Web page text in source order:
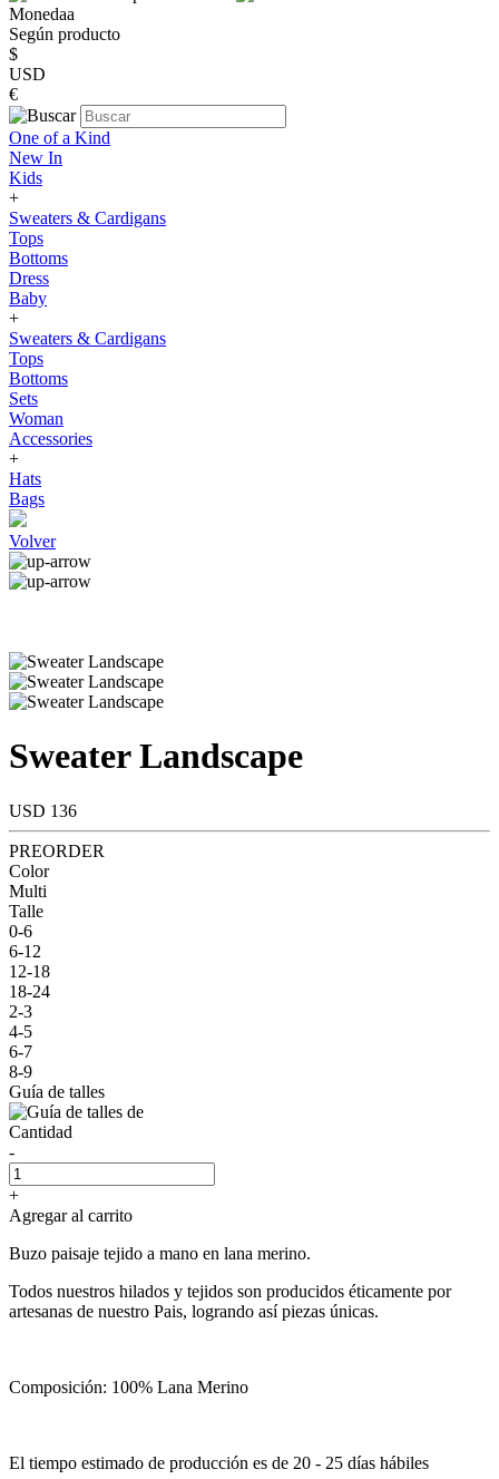
Monedaa
Según producto
$
USD
€
One of a Kind
New In
Kids
+
Sweaters & Cardigans
Tops
Bottoms
Dress
Baby
+
Sweaters & Cardigans
Tops
Bottoms
Sets
Woman
Accessories
+
Hats
Bags
Volver
Sweater Landscape
USD 136
PREORDER
Color
Multi
Talle
0-6
6-12
12-18
18-24
2-3
4-5
6-7
8-9
Guía de talles
Cantidad
-
+
Agregar al carrito
Buzo paisaje tejido a mano en lana merino.
Todos nuestros hilados y tejidos son producidos éticamente por
artesanas de nuestro Pais, logrando así piezas únicas.
Composición: 100% Lana Merino
El tiempo estimado de producción es de 20 - 25 días hábiles